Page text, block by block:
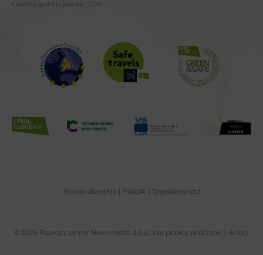
Celostna grafična podoba (CGP)
Pravno obvestilo Piškotki Organiziranost
© 2026 Razvojni center Novo mesto d.o.o. Vse pravice pridržane. | Avtorji